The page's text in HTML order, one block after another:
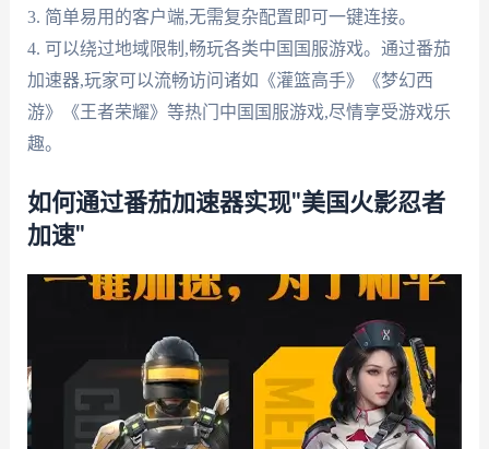
3. 简单易用的客户端,无需复杂配置即可一键连接。
4. 可以绕过地域限制,畅玩各类中国国服游戏。通过番茄
加速器,玩家可以流畅访问诸如《灌篮高手》《梦幻西
游》《王者荣耀》等热门中国国服游戏,尽情享受游戏乐
趣。
如何通过番茄加速器实现"美国火影忍者
加速"